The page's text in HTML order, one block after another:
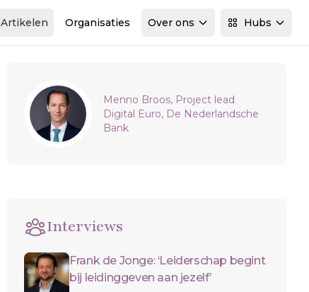
Artikelen Organisaties Over ons Hubs
Sidebar
Menno Broos, Project lead
Digital Euro, De Nederlandsche
Bank
Interviews
Frank de Jonge: ‘Leiderschap begint
bij leidinggeven aan jezelf’